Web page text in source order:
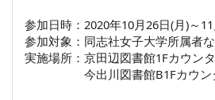
参加日時：2020年10月26日(月)～
参加対象：同志社女子大学所属者
実施場所：京田辺図書館1Fカウン
今出川図書館B1Fカウン